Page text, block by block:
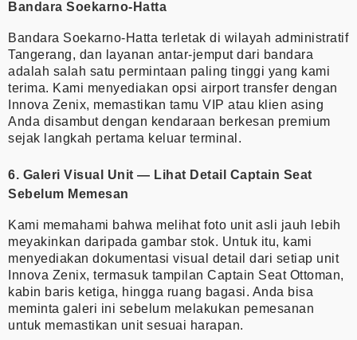
Bandara Soekarno-Hatta
Bandara Soekarno-Hatta terletak di wilayah administratif
Tangerang, dan layanan antar-jemput dari bandara
adalah salah satu permintaan paling tinggi yang kami
terima. Kami menyediakan opsi airport transfer dengan
Innova Zenix, memastikan tamu VIP atau klien asing
Anda disambut dengan kendaraan berkesan premium
sejak langkah pertama keluar terminal.
6. Galeri Visual Unit — Lihat Detail Captain Seat
Sebelum Memesan
Kami memahami bahwa melihat foto unit asli jauh lebih
meyakinkan daripada gambar stok. Untuk itu, kami
menyediakan dokumentasi visual detail dari setiap unit
Innova Zenix, termasuk tampilan Captain Seat Ottoman,
kabin baris ketiga, hingga ruang bagasi. Anda bisa
meminta galeri ini sebelum melakukan pemesanan
untuk memastikan unit sesuai harapan.